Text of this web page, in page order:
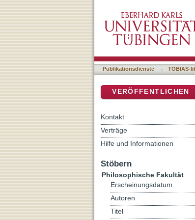
Publikationsdienste → TOBIAS-
VERÖFFENTLICHEN
Kontakt
Verträge
Hilfe und Informationen
Stöbern
Philosophische Fakultät
Erscheinungsdatum
Autoren
Titel